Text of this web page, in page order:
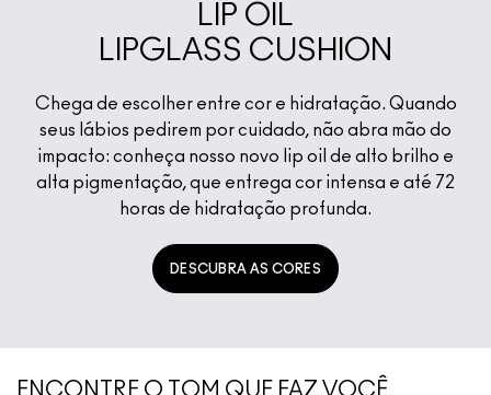
LIP OIL
LIPGLASS CUSHION
Chega de escolher entre cor e hidratação. Quando
seus lábios pedirem por cuidado, não abra mão do
impacto: conheça nosso novo lip oil de alto brilho e
alta pigmentação, que entrega cor intensa e até 72
horas de hidratação profunda.
DESCUBRA AS CORES
ENCONTRE O TOM QUE FAZ VOCÊ